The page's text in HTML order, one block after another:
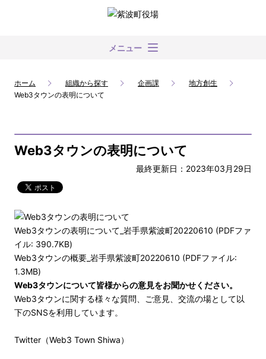
メニュー
ホーム 組織から探す 企画課
地方創生
Web3タウンの表明について
Web3タウンの表明について
最終更新日：2023年03月29日
Web3タウンの表明について_岩手県紫波町20220610 (PDFファ
イル: 390.7KB)
Web3タウンの概要_岩手県紫波町20220610 (PDFファイル:
1.3MB)
Web3タウンについて皆様からの意見をお聞かせください。
Web3タウンに関する様々な質問、ご意見、交流の場として以
下のSNSを利用しています。
Twitter（Web3 Town Shiwa）